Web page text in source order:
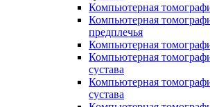
Компьютерная
Компьютерная
предплечья
Компьютерная
Компьютерная
сустава
Компьютерная
сустава